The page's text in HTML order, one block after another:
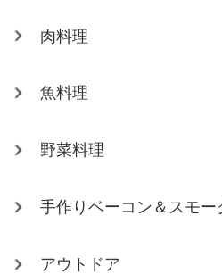
肉料理
魚料理
野菜料理
手作りベーコン＆スモー
アウトドア